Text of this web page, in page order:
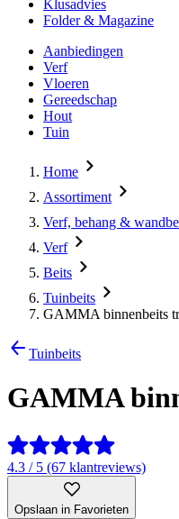
Klusadvies
Folder & Magazine
Aanbiedingen
Verf
Vloeren
Gereedschap
Hout
Tuin
Home
Assortiment
Verf, behang &
Verf
Beits
Tuinbeits
GAMMA binnenbeits
Tuinbeits
GAMMA
4.3 / 5 (67 klantreviews)
Opslaan in Favorieten